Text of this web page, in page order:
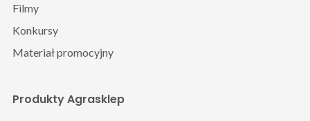
Produkty Agrasklep
Filmy
Konkursy
Materiał promocyjny